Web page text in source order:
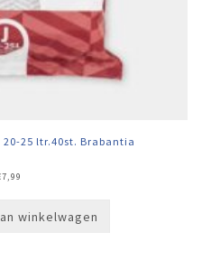
25 ltr.40st. Brabantia
7,99
winkelwagen